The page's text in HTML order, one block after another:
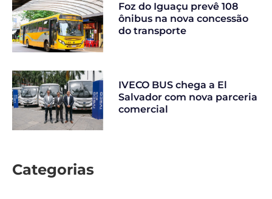
Foz do Iguaçu prevê 108
ônibus na nova concessão
do transporte
IVECO BUS chega a El
Salvador com nova parceria
comercial
Categorias